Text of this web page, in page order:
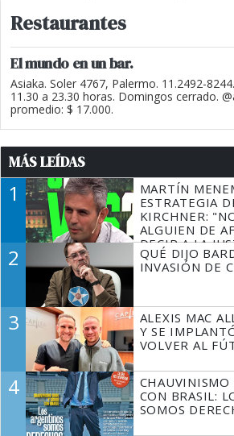
Restaurantes
El mundo en un bar.
Asiaka. Soler 4767, Palermo. 11.2492-
11.30 a 23.30 horas. Domingos cerrado.
promedio: $ 17.000.
MÁS LEÍDAS
1
MARTÍN
ESTRATEGIA
KIRCHNER:
ALGUIEN DE
DECIR A LA
TIENE QUE
2
QUÉ DIJO
INVASIÓN DE
3
ALEXIS MAC
Y SE
VOLVER AL
4
CHAUVINISMO
CON BRASIL:
SOMOS